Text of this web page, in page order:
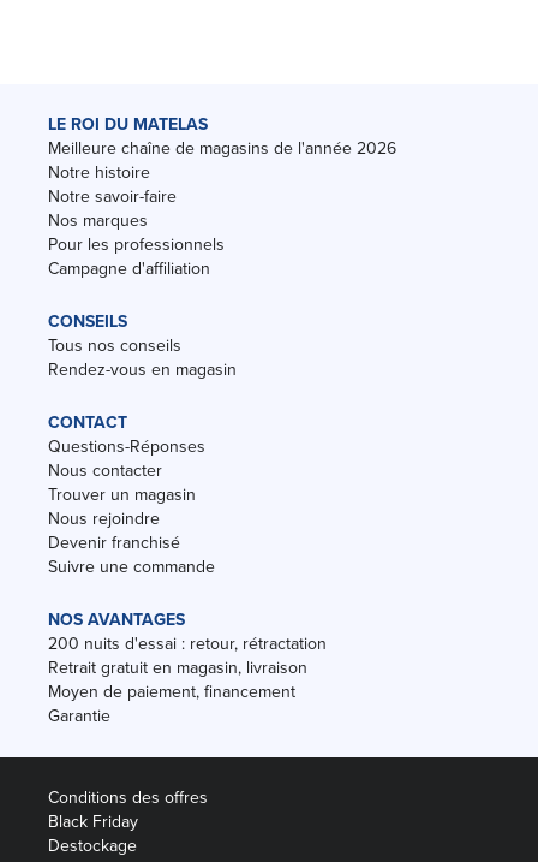
LE ROI DU MATELAS
Meilleure chaîne de magasins de l'année 2026
Notre histoire
Notre savoir-faire
Nos marques
Pour les professionnels
Campagne d'affiliation
CONSEILS
Tous nos conseils
Rendez-vous en magasin
CONTACT
Questions-Réponses
Nous contacter
Trouver un magasin
Nous rejoindre
Devenir franchisé
Suivre une commande
NOS AVANTAGES
200 nuits d'essai : retour, rétractation
Retrait gratuit en magasin, livraison
Moyen de paiement, financement
Garantie
Conditions des offres
Black Friday
Destockage